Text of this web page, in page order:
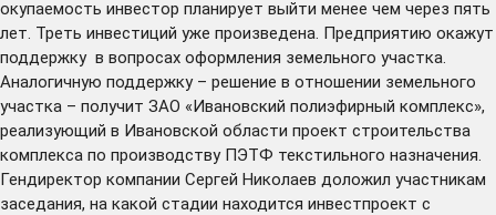
окупаемость инвестор планирует выйти менее чем через пять
лет. Треть инвестиций уже произведена. Предприятию окажут
поддержку в вопросах оформления земельного участка.
Аналогичную поддержку – решение в отношении земельного
участка – получит ЗАО «Ивановский полиэфирный комплекс»,
реализующий в Ивановской области проект строительства
комплекса по производству ПЭТФ текстильного назначения.
Гендиректор компании Сергей Николаев доложил участникам
заседания, на какой стадии находится инвестпроект с